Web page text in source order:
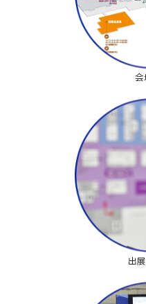
会
出